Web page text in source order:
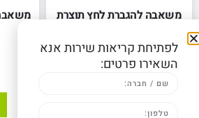
משאבה להגברת לחץ תוצרת
2,790.00 ₪
לפני מע"מ
לפתיחת קריאות שירות אנא
השאירו פרטים: